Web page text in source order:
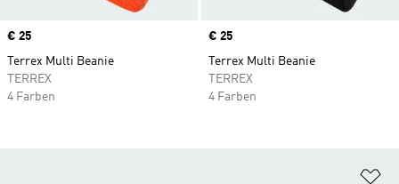
Price
€ 25
Terrex Multi Beanie
TERREX
4 Farben
Price
€ 25
Terrex Multi Beanie
TERREX
4 Farben